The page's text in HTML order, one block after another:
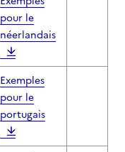
pour le
néerlandais
Exemples
pour le
portugais